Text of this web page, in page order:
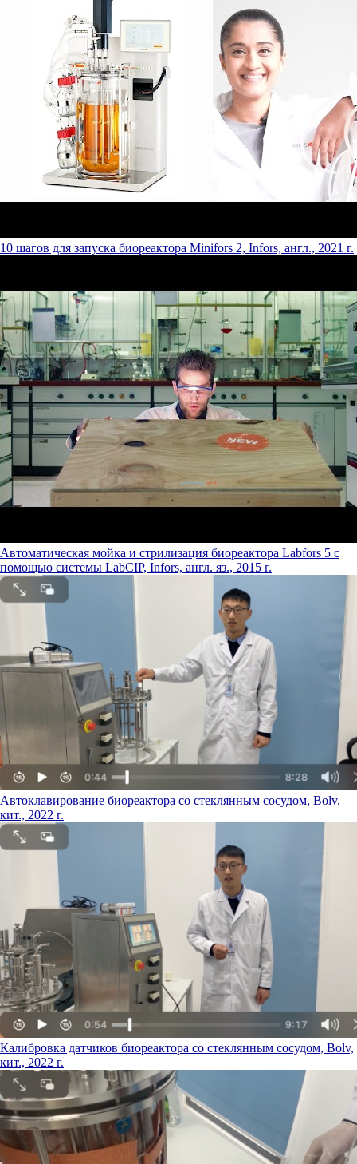
10 шагов для запуска биореактора Minifors 2, Infors, англ., 2021 г.
Автоматическая мойка и стрилизация биореактора Labfors 5 с
помощью системы LabCIP, Infors, англ. яз., 2015 г.
Автоклавирование биореактора со стеклянным сосудом, Bolv,
кит., 2022 г.
Калибровка датчиков биореактора со стеклянным сосудом, Bolv,
кит., 2022 г.